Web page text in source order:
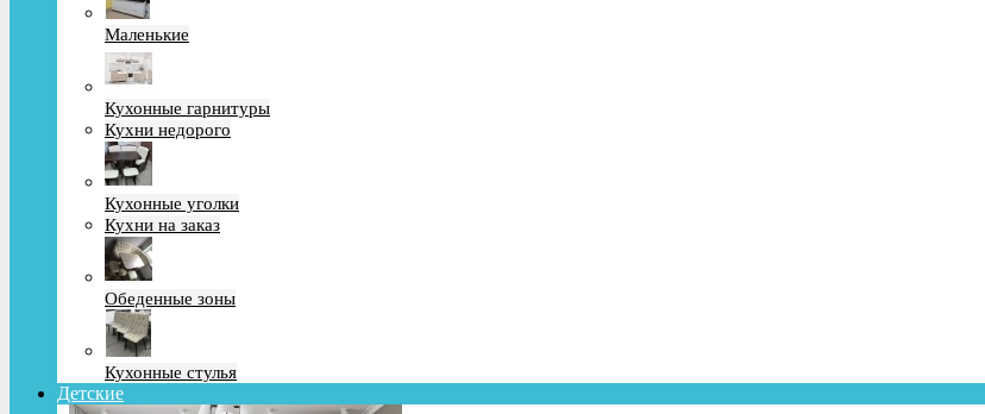
Маленькие
Кухонные гарнитуры
Кухни недорого
Кухонные уголки
Кухни на заказ
Обеденные зоны
Кухонные стулья
Детские